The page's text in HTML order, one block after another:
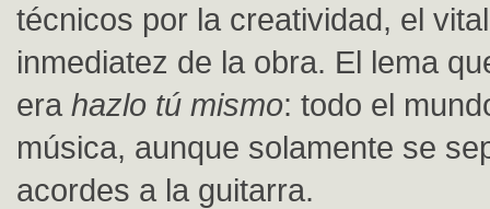
técnicos por la creatividad, el
inmediatez de la obra. El lema
era hazlo tú mismo: todo el
música, aunque solamente se
acordes a la guitarra.